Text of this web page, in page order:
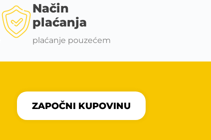
Način
plaćanja
plaćanje pouzećem
ZAPOČNI KUPOVINU